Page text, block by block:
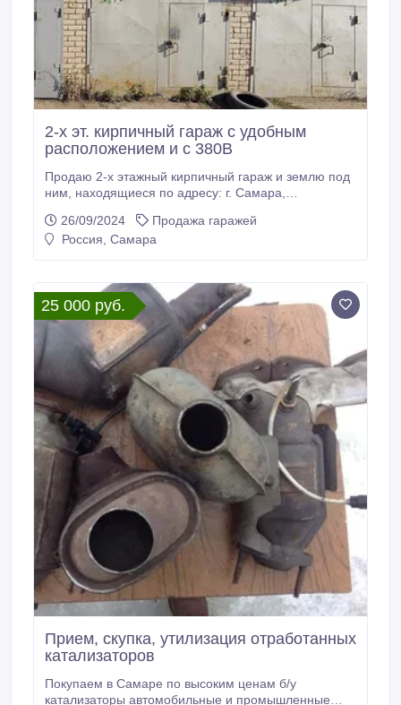
2-х эт. кирпичный гараж с удобным
расположением и с 380В
Продаю 2-х этажный кирпичный гараж и землю под
ним, находящиеся по адресу: г. Самара,
тер. ГСК 749 1-я очередь (напротив Парк Хауса,
прилегает к территории завода имени А. М.
380В Охраняемая территория.
26/09/2024
Продажа гаражей
Россия, Самара
25 000 руб.
Прием, скупка, утилизация отработанных
катализаторов
Покупаем в Самаре по высоким ценам б/у
катализаторы автомобильные и промышленные